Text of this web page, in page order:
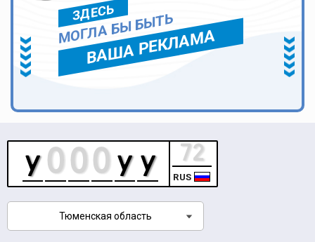
ЗДЕСЬ
МОГЛА БЫ БЫТЬ
ВАША РЕКЛАМА
RUS
Тюменская область